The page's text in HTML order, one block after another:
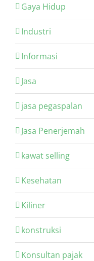
Gaya Hidup
Industri
Informasi
Jasa
jasa pegaspalan
Jasa Penerjemah
kawat selling
Kesehatan
Kiliner
konstruksi
Konsultan pajak